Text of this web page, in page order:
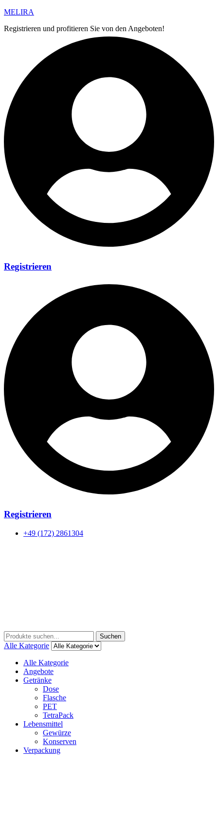
MELIRA
Registrieren und profitieren Sie von den Angeboten!
Registrieren
Registrieren
+49 (172) 2861304
Menu
Suchen
nach:
Suchen
Alle Kategorie
Alle Kategorie
Angebote
Getränke
Dose
Flasche
PET
TetraPack
Lebensmittel
Gewürze
Konserven
Verpackung